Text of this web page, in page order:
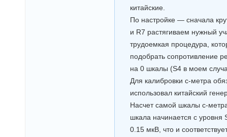
китайские.
По настройке — сначала
и R7 растягиваем нужный
трудоемкая процедура,
подобрать сопротивление
на 0 шкалы (S4 в моем
Для калибровки с-метра
использовал китайский
Насчет самой шкалы с-
шкала начинается с уровня
0.15 мкВ, что и